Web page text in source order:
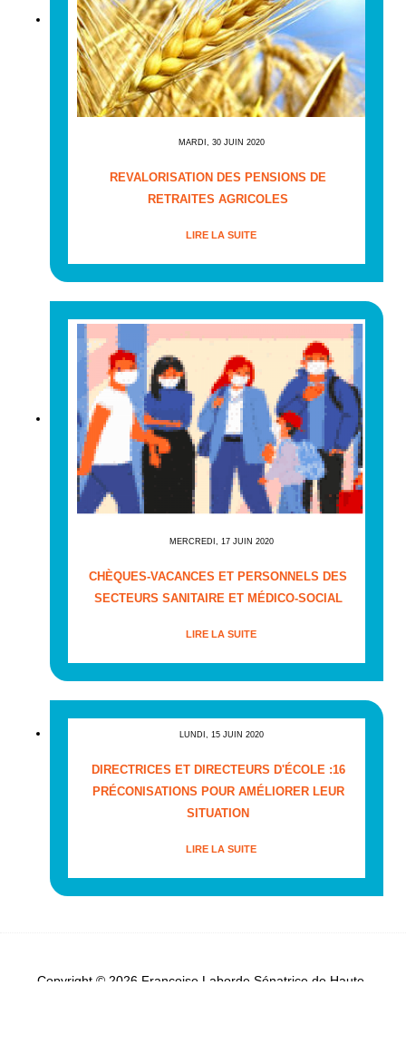
MARDI, 30 JUIN 2020
REVALORISATION DES PENSIONS DE
RETRAITES AGRICOLES
LIRE LA SUITE
MERCREDI, 17 JUIN 2020
CHÈQUES-VACANCES ET PERSONNELS DES
SECTEURS SANITAIRE ET MÉDICO-SOCIAL
LIRE LA SUITE
LUNDI, 15 JUIN 2020
DIRECTRICES ET DIRECTEURS D'ÉCOLE :16
PRÉCONISATIONS POUR AMÉLIORER LEUR
SITUATION
LIRE LA SUITE
Copyright © 2026 Françoise Laborde Sénatrice de Haute-